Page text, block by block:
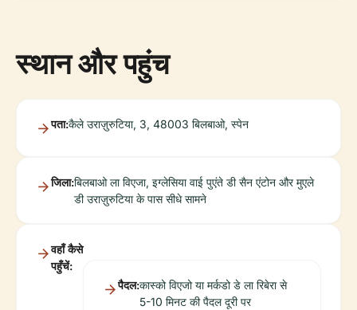
स्थान और पहुंच
पता:कैले उराज़ुरुटिया, 3, 48003 बिलबाओ, स्पेन
जिला:बिलबाओ ला विएजा, इग्लेसिया वाई पुएंते डी सैन एंटोन और मुएले
डी उराज़ुरुटिया के पास सीधे सामने
वहाँ कैसे
पहुँचें:
पैदल:कास्को विएजो या मर्कडो डे ला रिबेरा से
5-10 मिनट की पैदल दूरी पर